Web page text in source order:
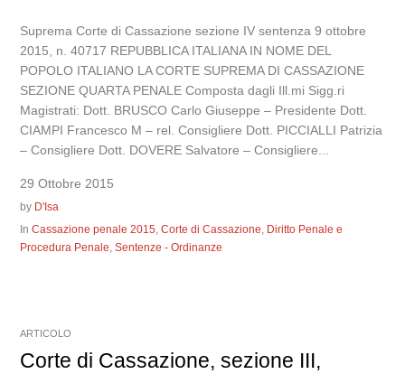
Suprema Corte di Cassazione sezione IV sentenza 9 ottobre
2015, n. 40717 REPUBBLICA ITALIANA IN NOME DEL
POPOLO ITALIANO LA CORTE SUPREMA DI CASSAZIONE
SEZIONE QUARTA PENALE Composta dagli Ill.mi Sigg.ri
Magistrati: Dott. BRUSCO Carlo Giuseppe – Presidente Dott.
CIAMPI Francesco M – rel. Consigliere Dott. PICCIALLI Patrizia
– Consigliere Dott. DOVERE Salvatore – Consigliere...
29 Ottobre 2015
by D'Isa
InCassazione penale 2015,Corte di Cassazione, Diritto Penale e
Procedura Penale,Sentenze - Ordinanze
ARTICOLO
Corte di Cassazione, sezione III,